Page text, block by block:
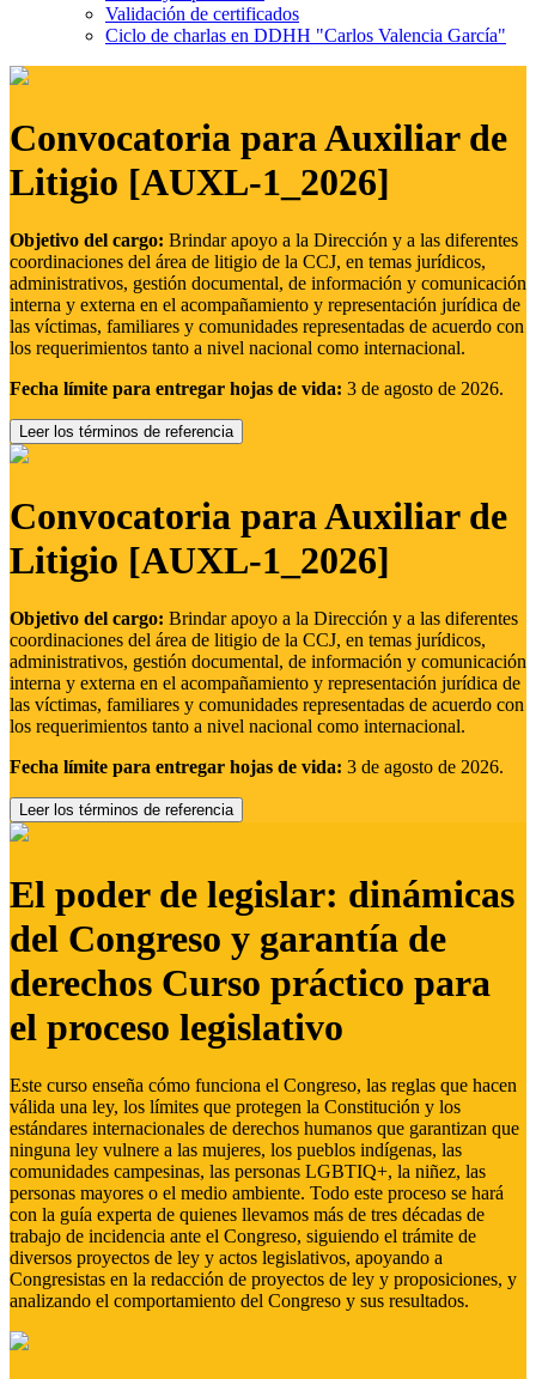
Validación de certificados
Ciclo de charlas en DDHH "Carlos Valencia García"
Convocatoria para Auxiliar de
Litigio [AUXL-1_2026]
Objetivo del cargo: Brindar apoyo a la Dirección y a las diferentes
coordinaciones del área de litigio de la CCJ, en temas jurídicos,
administrativos, gestión documental, de información y comunicación
interna y externa en el acompañamiento y representación jurídica de
las víctimas, familiares y comunidades representadas de acuerdo con
los requerimientos tanto a nivel nacional como internacional.
Fecha límite para entregar hojas de vida: 3 de agosto de 2026.
Leer los términos de referencia
Convocatoria para Auxiliar de
Litigio [AUXL-1_2026]
Objetivo del cargo: Brindar apoyo a la Dirección y a las diferentes
coordinaciones del área de litigio de la CCJ, en temas jurídicos,
administrativos, gestión documental, de información y comunicación
interna y externa en el acompañamiento y representación jurídica de
las víctimas, familiares y comunidades representadas de acuerdo con
los requerimientos tanto a nivel nacional como internacional.
Fecha límite para entregar hojas de vida: 3 de agosto de 2026.
Leer los términos de referencia
El poder de legislar: dinámicas
del Congreso y garantía de
derechos Curso práctico para
el proceso legislativo
Este curso enseña cómo funciona el Congreso, las reglas que hacen
válida una ley, los límites que protegen la Constitución y los
estándares internacionales de derechos humanos que garantizan que
ninguna ley vulnere a las mujeres, los pueblos indígenas, las
comunidades campesinas, las personas LGBTIQ+, la niñez, las
personas mayores o el medio ambiente. Todo este proceso se hará
con la guía experta de quienes llevamos más de tres décadas de
trabajo de incidencia ante el Congreso, siguiendo el trámite de
diversos proyectos de ley y actos legislativos, apoyando a
Congresistas en la redacción de proyectos de ley y proposiciones, y
analizando el comportamiento del Congreso y sus resultados.